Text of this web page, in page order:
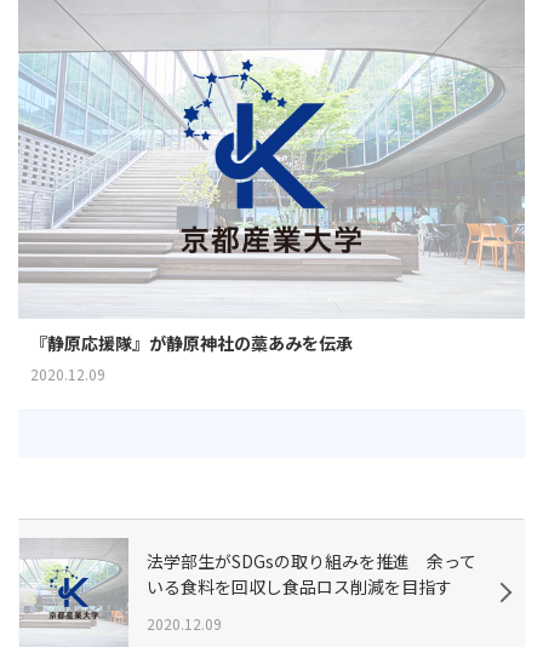
『静原応援隊』が静原神社の藁あみを伝承
2020.12.09
法学部生がSDGsの取り組みを推進 余って
いる食料を回収し食品ロス削減を目指す
2020.12.09